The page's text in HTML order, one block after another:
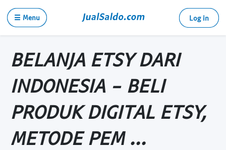
☰ Menu Log in
BELANJA ETSY DARI
INDONESIA - BELI
PRODUK DIGITAL ETSY,
METODE PEM ...